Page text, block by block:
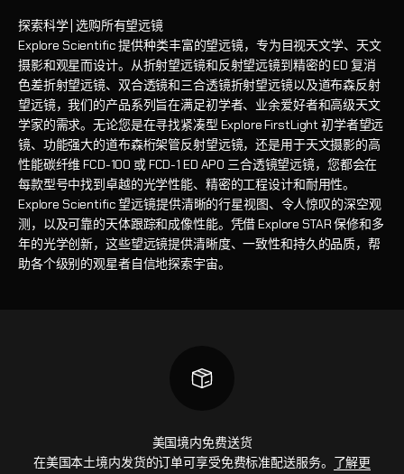
探索科学 | 选购所有望远镜
Explore Scientific 提供种类丰富的望远镜，专为目视天文学、天文
摄影和观星而设计。从折射望远镜和反射望远镜到精密的 ED 复消
色差折射望远镜、双合透镜和三合透镜折射望远镜以及道布森反射
望远镜，我们的产品系列旨在满足初学者、业余爱好者和高级天文
学家的需求。无论您是在寻找紧凑型 Explore FirstLight 初学者望远
镜、功能强大的道布森桁架管反射望远镜，还是用于天文摄影的高
性能碳纤维 FCD-100 或 FCD-1 ED APO 三合透镜望远镜，您都会在
每款型号中找到卓越的光学性能、精密的工程设计和耐用性。
Explore Scientific 望远镜提供清晰的行星视图、令人惊叹的深空观
测，以及可靠的天体跟踪和成像性能。凭借 Explore STAR 保修和多
年的光学创新，这些望远镜提供清晰度、一致性和持久的品质，帮
助各个级别的观星者自信地探索宇宙。
美国境内免费送货
在美国本土境内发货的订单可享受免费标准配送服务。 了解更